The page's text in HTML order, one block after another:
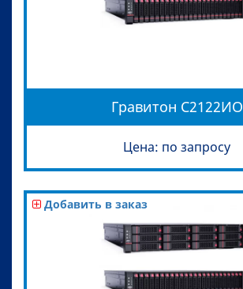
Гравитон С2122ИО
Цена: по запросу
Добавить в заказ